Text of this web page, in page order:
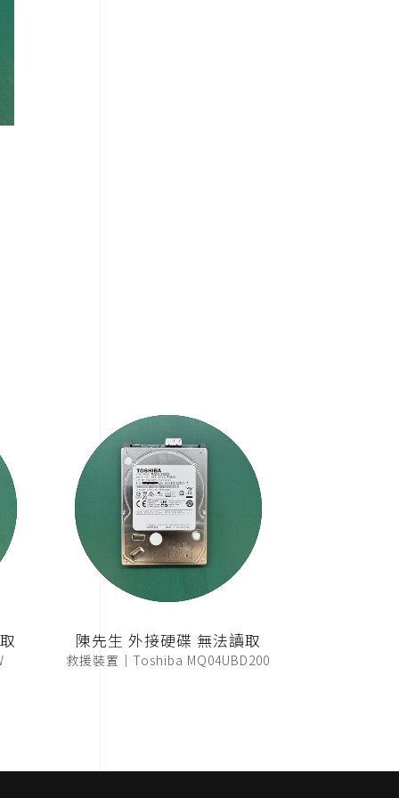
陳先生 外接硬碟 無法讀取
救援裝置｜Toshiba MQ04UBD200